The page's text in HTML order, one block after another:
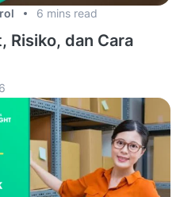
6 mins read
Risiko, dan Cara